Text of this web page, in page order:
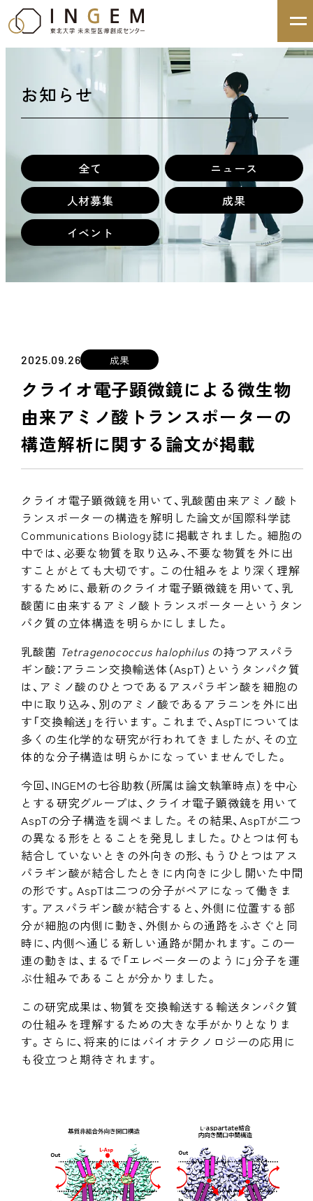
お知らせ
全て
ニュース
人材募集
成果
イベント
2025.09.26 成果
クライオ電子顕微鏡による微生物
由来アミノ酸トランスポーターの
構造解析に関する論文が掲載
クライオ電子顕微鏡を用いて、乳酸菌由来アミノ酸ト
ランスポーターの構造を解明した論文が国際科学誌
Communications Biology誌に掲載されました。細胞の
中では、必要な物質を取り込み、不要な物質を外に出
すことがとても大切です。この仕組みをより深く理解
するために、最新のクライオ電子顕微鏡を用いて、乳
酸菌に由来するアミノ酸トランスポーターというタン
パク質の立体構造を明らかにしました。
乳酸菌 Tetragenococcus halophilus の持つアスパラ
ギン酸：アラニン交換輸送体（AspT）というタンパク質
は、アミノ酸のひとつであるアスパラギン酸を細胞の
中に取り込み、別のアミノ酸であるアラニンを外に出
す「交換輸送」を行います。これまで、AspTについては
多くの生化学的な研究が行われてきましたが、その立
体的な分子構造は明らかになっていませんでした。
今回、INGEMの七谷助教（所属は論文執筆時点）を中心
とする研究グループは、クライオ電子顕微鏡を用いて
AspTの分子構造を調べました。その結果、AspTが二つ
の異なる形をとることを発見しました。ひとつは何も
結合していないときの外向きの形、もうひとつはアス
パラギン酸が結合したときに内向きに少し開いた中間
の形です。AspTは二つの分子がペアになって働きま
す。アスパラギン酸が結合すると、外側に位置する部
分が細胞の内側に動き、外側からの通路をふさぐと同
時に、内側へ通じる新しい通路が開かれます。この一
連の動きは、まるで「エレベーターのように」分子を運
ぶ仕組みであることが分かりました。
この研究成果は、物質を交換輸送する輸送タンパク質
の仕組みを理解するための大きな手がかりとなりま
す。さらに、将来的にはバイオテクノロジーの応用に
も役立つと期待されます。